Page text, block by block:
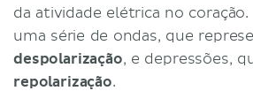
da atividade elétrica no
uma série de ondas, que
despolarização, e depressões,
repolarização.